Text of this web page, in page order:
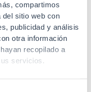
compartimos
del sitio web con
publicidad y análisis
otra información
recopilado a
servicios.
roedor
exterior
a
Azul,
Blanco, Gris,